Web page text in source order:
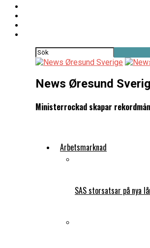
News Øresund
Ministerrockad skapar
Arbetsmarknad
SAS storsatsar på nya